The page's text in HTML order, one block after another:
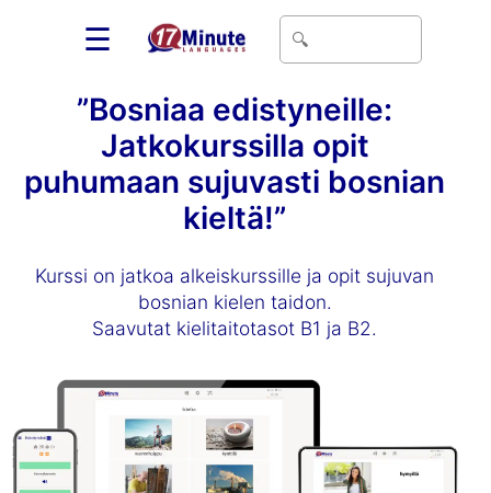
☰
”Bosniaa edistyneille:
Jatkokurssilla opit
puhumaan sujuvasti bosnian
kieltä!”
Kurssi on jatkoa alkeiskurssille ja opit sujuvan
bosnian kielen taidon.
Saavutat kielitaitotasot B1 ja B2.